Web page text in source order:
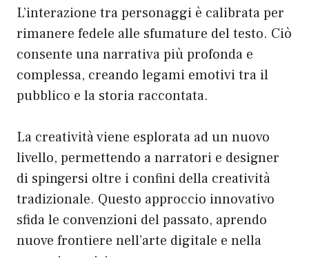
L’interazione tra personaggi è calibrata per
rimanere fedele alle sfumature del testo. Ciò
consente una narrativa più profonda e
complessa, creando legami emotivi tra il
pubblico e la storia raccontata.
La creatività viene esplorata ad un nuovo
livello, permettendo a narratori e designer
di spingersi oltre i confini della creatività
tradizionale. Questo approccio innovativo
sfida le convenzioni del passato, aprendo
nuove frontiere nell’arte digitale e nella